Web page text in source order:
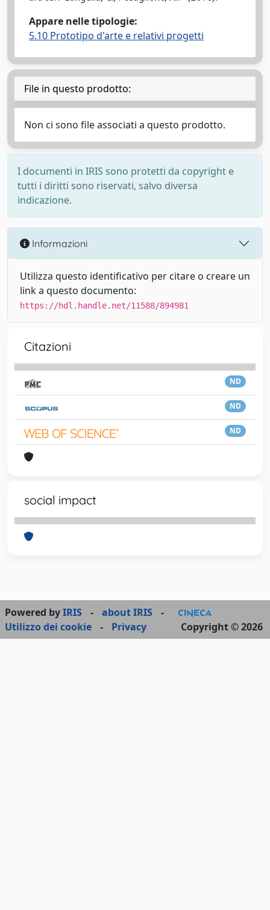
Appare nelle tipologie:
5.10 Prototipo d'arte e relativi progetti
File in questo prodotto:
Non ci sono file associati a questo prodotto.
I documenti in IRIS sono protetti da copyright e
tutti i diritti sono riservati, salvo diversa
indicazione.
Informazioni
Utilizza questo identificativo per citare o creare un
link a questo documento:
https://hdl.handle.net/11588/894981
Citazioni
ND
ND
ND
social impact
Powered byIRIS - about IRIS
-
Utilizzo dei cookie
- Privacy Copyright © 2026